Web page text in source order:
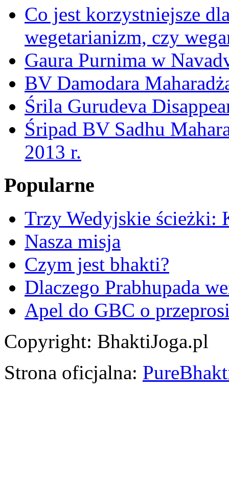
Co jest korzystniejsze
wegetarianizm, czy
Gaura Purnima w
BV Damodara
Śrila Gurudeva
Śripad BV Sadhu
2013 r.
Popularne
Trzy Wedyjskie ścieżki:
Nasza misja
Czym jest bhakti?
Dlaczego Prabhupada
Apel do GBC o
Copyright: BhaktiJoga.pl
Strona oficjalna: